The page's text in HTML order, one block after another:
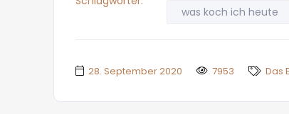
was koch ich heute
28. September 2020 7953 Das